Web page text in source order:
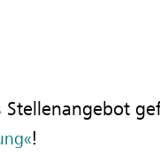
Stellenangebot
!